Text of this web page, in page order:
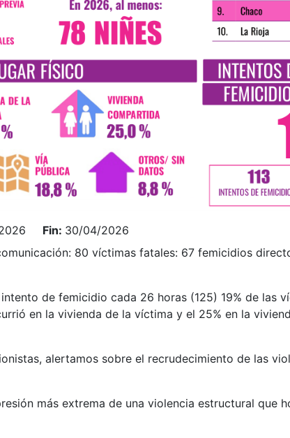
Fin: 30/04/2026
80 víctimas fatales: 67 femicidios
de femicidio cada 26 horas (125) 19% de las
en la vivienda de la víctima y el 25% en la
alertamos sobre el recrudecimiento de las
más extrema de una violencia estructural que